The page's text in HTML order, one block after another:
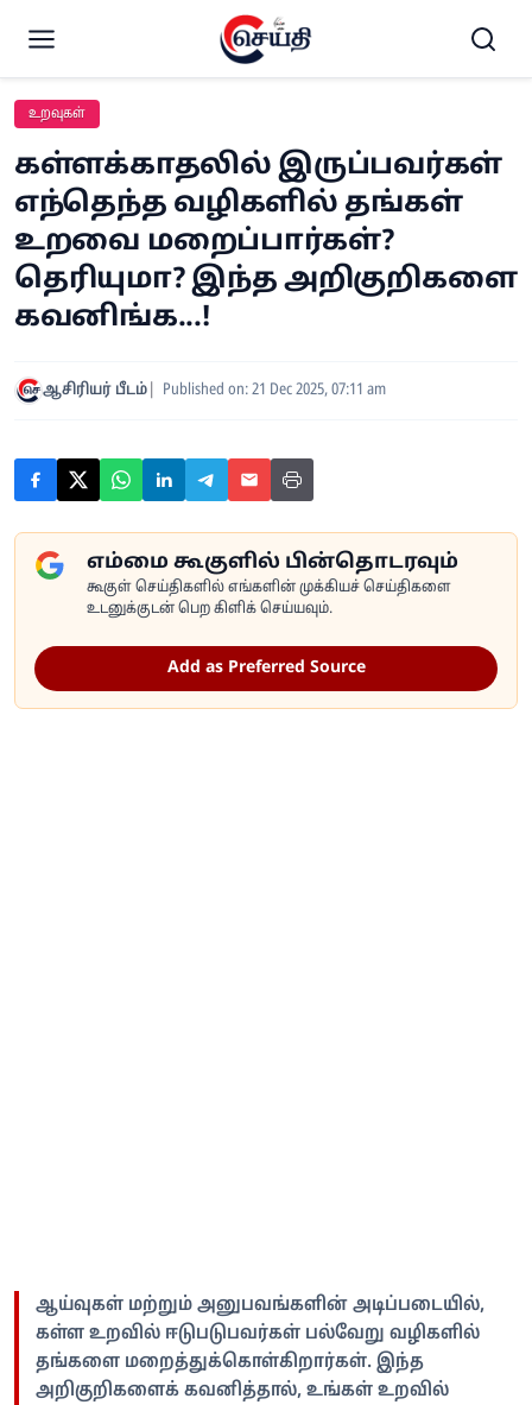
உறவுகள்
கள்ளக்காதலில் இருப்பவர்கள்
எந்தெந்த வழிகளில் தங்கள்
உறவை மறைப்பார்கள்?
தெரியுமா? இந்த அறிகுறிகளை
கவனிங்க...!
ஆசிரியர் பீடம் Published on: 21 Dec 2025, 07:11 am
எம்மை கூகுளில் பின்தொடரவும்
கூகுள் செய்திகளில் எங்களின் முக்கியச் செய்திகளை
உடனுக்குடன் பெற கிளிக் செய்யவும்.
Add as Preferred Source
ஆய்வுகள் மற்றும் அனுபவங்களின் அடிப்படையில்,
கள்ள உறவில் ஈடுபடுபவர்கள் பல்வேறு வழிகளில்
தங்களை மறைத்துக்கொள்கிறார்கள். இந்த
அறிகுறிகளைக் கவனித்தால், உங்கள் உறவில்